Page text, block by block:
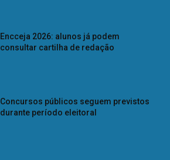
Encceja 2026: alunos já podem
consultar cartilha de redação
Concursos públicos seguem previstos
durante período eleitoral